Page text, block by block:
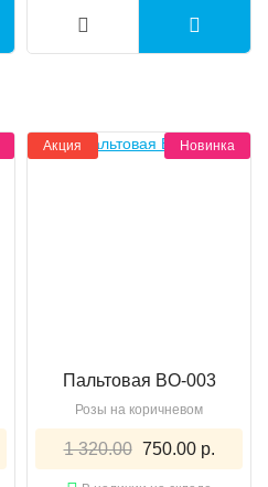
Акция Новинка
Пальтовая BO-003
Розы на коричневом
1 320.00 750.00 р.